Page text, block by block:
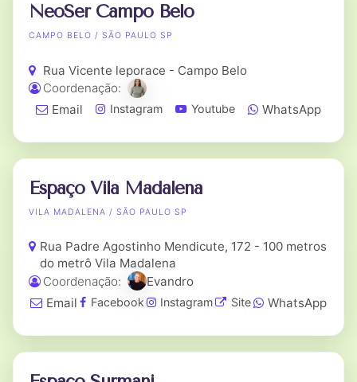
NeoSer Campo Belo
CAMPO BELO / SÃO PAULO SP
Rua Vicente leporace - Campo Belo
Coordenação:
Email
Instagram Youtube WhatsApp
Espaço Vila Madalena
VILA MADALENA / SÃO PAULO SP
Rua Padre Agostinho Mendicute, 172 - 100 metros
do metrô Vila Madalena
Coordenação:
Evandro
Email
Facebook Instagram Site WhatsApp